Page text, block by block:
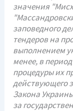
значения
заповедного
тендеров на
выполнением
менее, в
процедуры их
действующего
Закона
за